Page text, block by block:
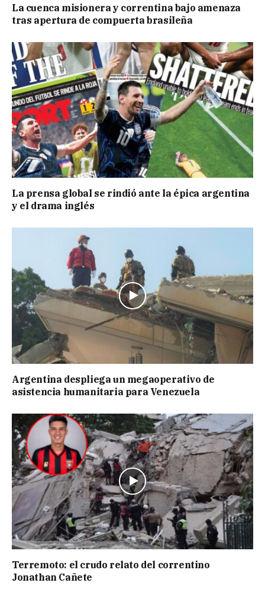
La cuenca misionera y correntina bajo amenaza
tras apertura de compuerta brasileña
La prensa global se rindió ante la épica argentina
y el drama inglés
Argentina despliega un megaoperativo de
asistencia humanitaria para Venezuela
Terremoto: el crudo relato del correntino
Jonathan Cañete